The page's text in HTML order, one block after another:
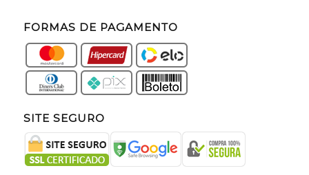
FORMAS DE PAGAMENTO
SITE SEGURO